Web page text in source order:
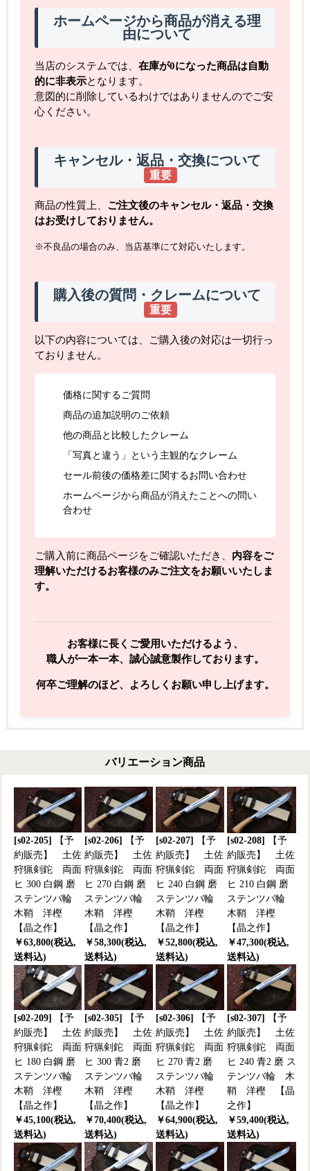
ホームページから商品が消える理
由について
当店のシステムでは、 在庫が0になった商品は自動
的に非表示となります。
意図的に削除しているわけではありませんのでご安
心ください。
キャンセル・返品・交換について
重要
商品の性質上、 ご注文後のキャンセル・返品・交換
はお受けしておりません。
※不良品の場合のみ、当店基準にて対応いたします。
購入後の質問・クレームについて
重要
以下の内容については、ご購入後の対応は一切行っ
ておりません。
価格に関するご質問
商品の追加説明のご依頼
他の商品と比較したクレーム
「写真と違う」という主観的なクレーム
セール前後の価格差に関するお問い合わせ
ホームページから商品が消えたことへの問い
合わせ
ご購入前に商品ページをご確認いただき、 内容をご
理解いただけるお客様のみご注文をお願いいたしま
す。
お客様に長くご愛用いただけるよう、
職人が一本一本、誠心誠意製作しております。
何卒ご理解のほど、よろしくお願い申し上げます。
バリエーション商品
[s02-205]
【予
約販売】 土佐
狩猟剣鉈 両面
ヒ 300 白鋼 磨
ステンツバ輪
木鞘 洋樫
【晶之作】
￥63,800(税込,
送料込)
[s02-206]
【予
約販売】 土佐
狩猟剣鉈 両面
ヒ 270 白鋼 磨
ステンツバ輪
木鞘 洋樫
【晶之作】
￥58,300(税込,
送料込)
[s02-207]
【予
約販売】 土佐
狩猟剣鉈 両面
ヒ 240 白鋼 磨
ステンツバ輪
木鞘 洋樫
【晶之作】
￥52,800(税込,
送料込)
[s02-208]
【予
約販売】 土佐
狩猟剣鉈 両面
ヒ 210 白鋼 磨
ステンツバ輪
木鞘 洋樫
【晶之作】
￥47,300(税込,
送料込)
[s02-209]
【予
約販売】 土佐
狩猟剣鉈 両面
ヒ 180 白鋼 磨
ステンツバ輪
木鞘 洋樫
【晶之作】
￥45,100(税込,
送料込)
[s02-305]
【予
約販売】 土佐
狩猟剣鉈 両面
ヒ 300 青2 磨
ステンツバ輪
木鞘 洋樫
【晶之作】
￥70,400(税込,
送料込)
[s02-306]
【予
約販売】 土佐
狩猟剣鉈 両面
ヒ 270 青2 磨
ステンツバ輪
木鞘 洋樫
【晶之作】
￥64,900(税込,
送料込)
[s02-307]
【予
約販売】 土佐
狩猟剣鉈 両面
ヒ 240 青2 磨 ス
テンツバ輪 木
鞘 洋樫 【晶
之作】
￥59,400(税込,
送料込)